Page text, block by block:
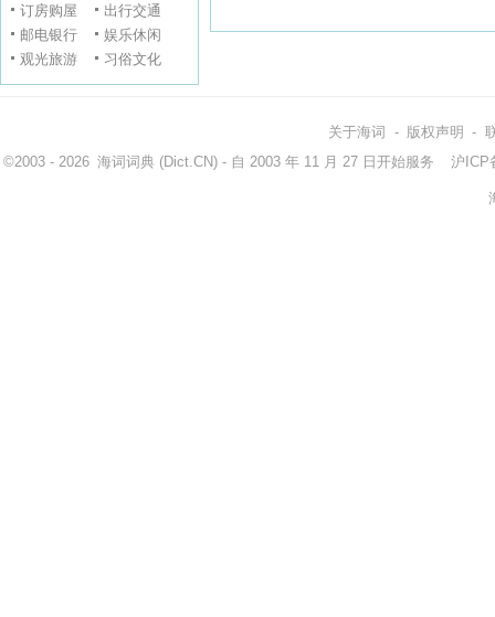
订房购屋
出行交通
邮电银行
娱乐休闲
观光旅游
习俗文化
关于海词 - 版权声明 -
©2003 - 2026 海词词典 (Dict.CN) - 自 2003 年 11 月 27 日开始服务 沪ICP